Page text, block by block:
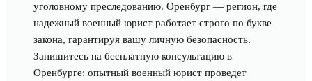
уголовному преследованию. Оренбург — регион, где
надежный военный юрист работает строго по букве
закона, гарантируя вашу личную безопасность.
Запишитесь на бесплатную консультацию в
Оренбурге: опытный военный юрист проведет